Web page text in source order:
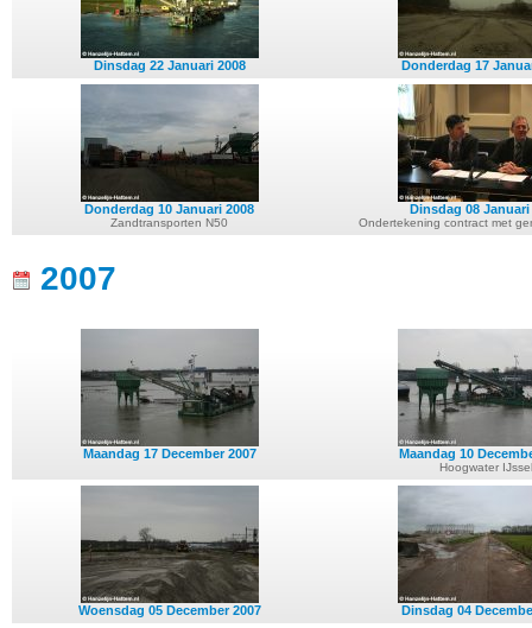
Dinsdag 22 Januari 2008 Donderdag 17
Donderdag 10 Januari 2008
Zandtransporten N50
Dinsdag 08 Januari
Ondertekening contract met
2007
Maandag 17 December 2007 Maandag 10
Hoogwater IJssel
Woensdag 05 December 2007 Dinsdag 04